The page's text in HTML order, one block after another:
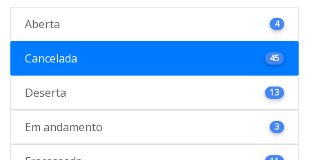
Aberta 4
Cancelada 45
Deserta 13
Em andamento 3